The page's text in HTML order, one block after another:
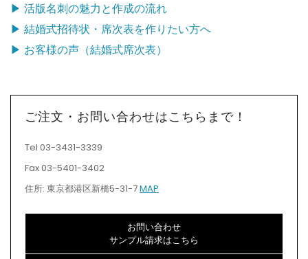
▶ 活版名刺の魅力と作成の流れ
▶ 結婚式招待状・席次表を作りたい方へ
▶ お客様の声（結婚式席次表）
ご注文・お問い合わせはこちらまで！
Tel 03-3431-3339
Fax 03-5401-3402
住所: 東京都港区新橋5-31-7MAP
お問い合わせ
サンプル請求はこちら